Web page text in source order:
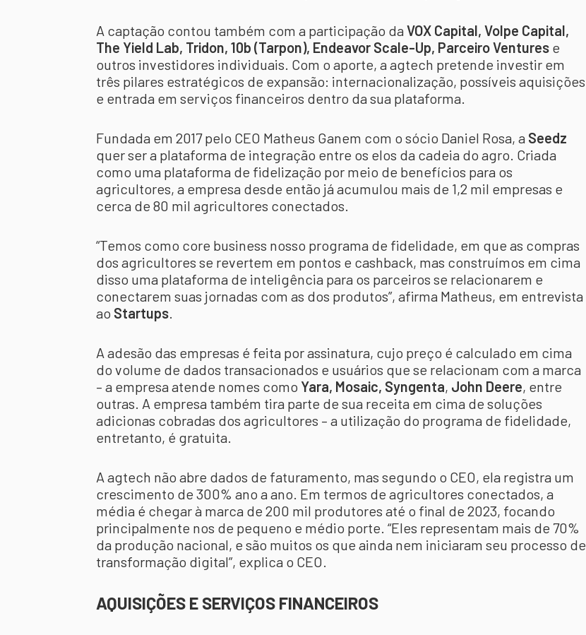
A captação contou também com a participação da VOX Capital, Volpe Capital,
The Yield Lab, Tridon, 10b (Tarpon), Endeavor Scale-Up, Parceiro Ventures e
outros investidores individuais. Com o aporte, a agtech pretende investir em
três pilares estratégicos de expansão: internacionalização, possíveis aquisições
e entrada em serviços financeiros dentro da sua plataforma.
Fundada em 2017 pelo CEO Matheus Ganem com o sócio Daniel Rosa, a Seedz
quer ser a plataforma de integração entre os elos da cadeia do agro. Criada
como uma plataforma de fidelização por meio de benefícios para os
agricultores, a empresa desde então já acumulou mais de 1,2 mil empresas e
cerca de 80 mil agricultores conectados.
“Temos como core business nosso programa de fidelidade, em que as compras
dos agricultores se revertem em pontos e cashback, mas construímos em cima
disso uma plataforma de inteligência para os parceiros se relacionarem e
conectarem suas jornadas com as dos produtos”, afirma Matheus, em entrevista
ao Startups.
A adesão das empresas é feita por assinatura, cujo preço é calculado em cima
do volume de dados transacionados e usuários que se relacionam com a marca
– a empresa atende nomes como Yara, Mosaic, Syngenta, John Deere, entre
outras. A empresa também tira parte de sua receita em cima de soluções
adicionas cobradas dos agricultores – a utilização do programa de fidelidade,
entretanto, é gratuita.
A agtech não abre dados de faturamento, mas segundo o CEO, ela registra um
crescimento de 300% ano a ano. Em termos de agricultores conectados, a
média é chegar à marca de 200 mil produtores até o final de 2023, focando
principalmente nos de pequeno e médio porte. “Eles representam mais de 70%
da produção nacional, e são muitos os que ainda nem iniciaram seu processo de
transformação digital”, explica o CEO.
AQUISIÇÕES E SERVIÇOS FINANCEIROS